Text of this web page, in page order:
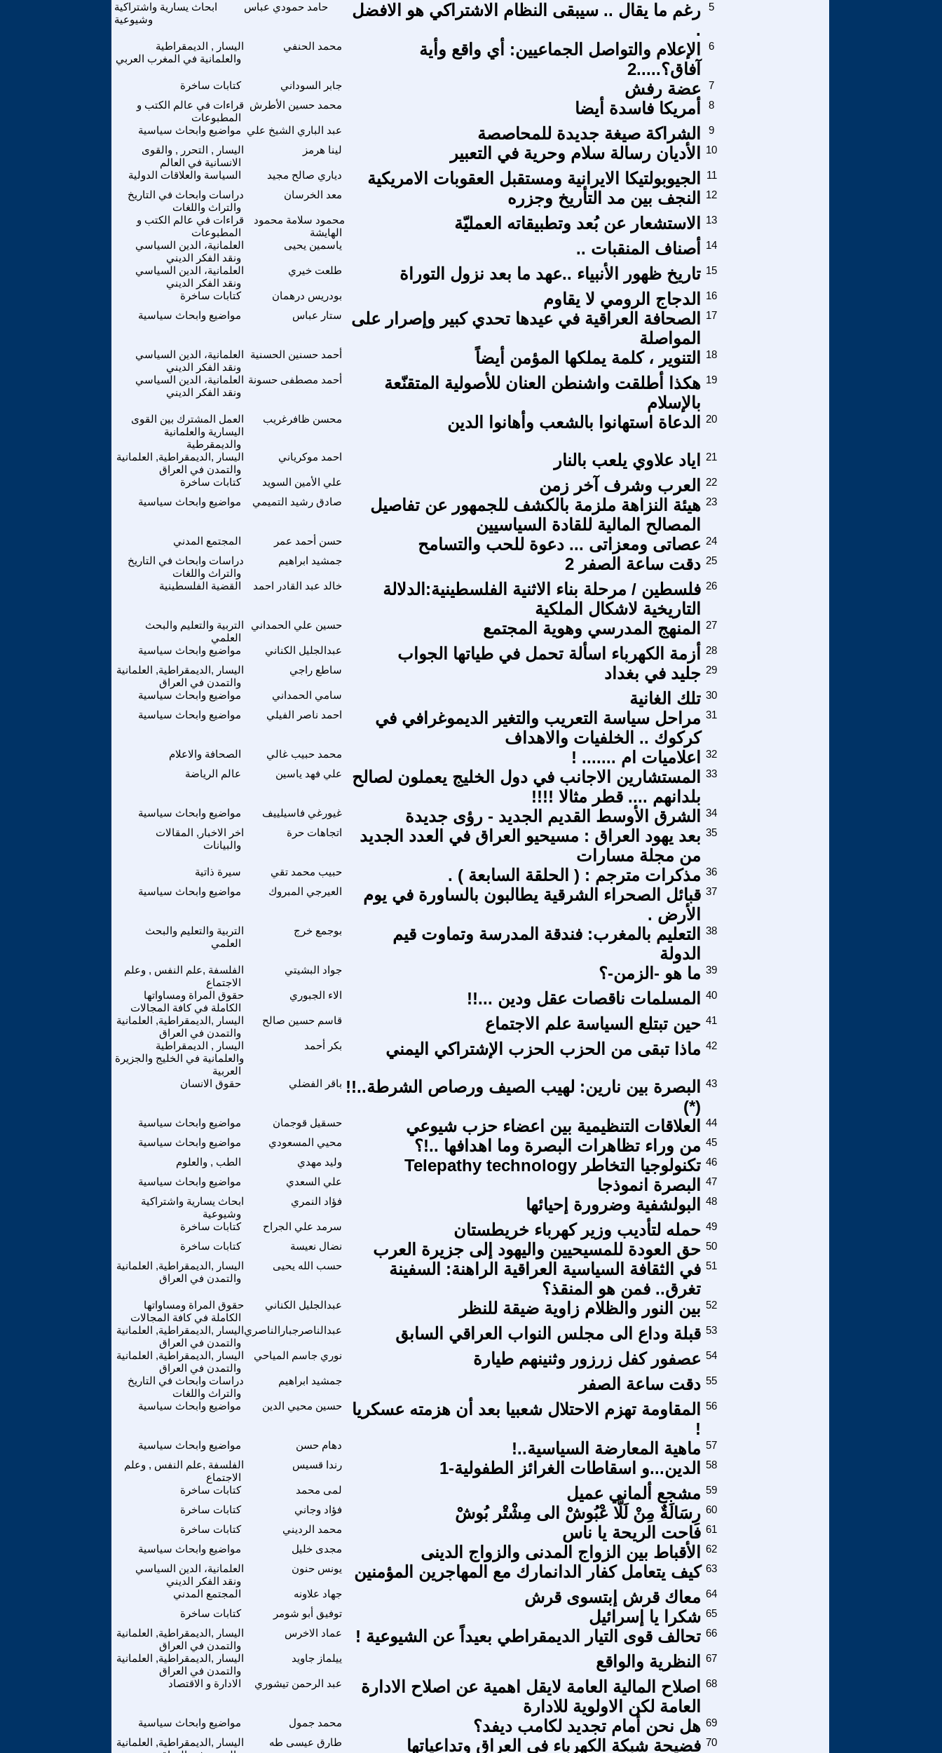
ابحاث يسارية واشتراكية
وشيوعية
حامد حمودي عباس
رغم ما يقال .. سيبقى النظام الاشتراكي هو الافضل
.
5
اليسار , الديمقراطية
والعلمانية في المغرب العربي
محمد الحنفي
الإعلام والتواصل الجماعيين: أي واقع وأية
آفاق؟.....2
6
كتابات ساخرة جابر السوداني عضة رفش
7
قراءات في عالم الكتب و
المطبوعات
محمد حسين الأطرش أمريكا فاسدة أيضا 8
مواضيع وابحاث سياسية عبد الباري الشيخ علي الشراكة صيغة جديدة للمحاصصة
9
اليسار , التحرر , والقوى
الانسانية في العالم
لينا هرمز الأديان رسالة سلام وحرية في التعبير 10
السياسة والعلاقات الدولية دياري صالح مجيد الجيوبولتيكا الايرانية ومستقبل العقوبات الامريكية
11
دراسات وابحاث في التاريخ
والتراث واللغات
معد الخرسان النجف بين مد التأريخ وجزره 12
قراءات في عالم الكتب و
المطبوعات
محمود سلامة محمود
الهايشة
الاستشعار عن بُعد وتطبيقاته العمليّة 13
العلمانية، الدين السياسي
ونقد الفكر الديني
ياسمين يحيى أصناف المنقبات .. 14
العلمانية، الدين السياسي
ونقد الفكر الديني
طلعت خيري تاريخ ظهور الأنبياء ..عهد ما بعد نزول التوراة 15
كتابات ساخرة بودريس درهمان الدجاج الرومي لا يقاوم
16
مواضيع وابحاث سياسية
ستار عباس
الصحافة العراقية في عيدها تحدي كبير وإصرار على
المواصلة
17
العلمانية، الدين السياسي
ونقد الفكر الديني
أحمد حسنين الحسنية التنوير ، كلمة يملكها المؤمن أيضاً 18
العلمانية، الدين السياسي
ونقد الفكر الديني
أحمد مصطفى حسونة
هكذا أطلقت واشنطن العنان للأصولية المتقنّعة
بالإسلام
19
العمل المشترك بين القوى
اليسارية والعلمانية
والديمقرطية
محسن ظافرغريب الدعاة استهانوا بالشعب وأهانوا الدين 20
اليسار ,الديمقراطية, العلمانية
والتمدن في العراق
احمد موكرياني اياد علاوي يلعب بالنار 21
كتابات ساخرة علي الأمين السويد العرب وشرف آخر زمن
22
مواضيع وابحاث سياسية
صادق رشيد التميمي
هيئة النزاهة ملزمة بالكشف للجمهور عن تفاصيل
المصالح المالية للقادة السياسيين
23
المجتمع المدني حسن أحمد عمر عصاتى ومعزاتى ... دعوة للحب والتسامح 24
دراسات وابحاث في التاريخ
والتراث واللغات
جمشيد ابراهيم دقت ساعة الصفر 2 25
القضية الفلسطينية خالد عبد القادر احمد
فلسطين / مرحلة بناء الاثنية الفلسطينية:الدلالة
التاريخية لاشكال الملكية
26
التربية والتعليم والبحث
العلمي
حسين علي الحمداني المنهج المدرسي وهوية المجتمع 27
مواضيع وابحاث سياسية عبدالجليل الكناني أزمة الكهرباء اسألة تحمل في طياتها الجواب
28
اليسار ,الديمقراطية, العلمانية
والتمدن في العراق
ساطع راجي جليد في بغداد 29
مواضيع وابحاث سياسية سامي الحمداني تلك الغانية 30
مواضيع وابحاث سياسية
احمد ناصر الفيلي
مراحل سياسة التعريب والتغير الديموغرافي في
كركوك .. الخلفيات والاهداف
31
الصحافة والاعلام محمد حبيب غالي اعلاميات ام ....... !
32
عالم الرياضة
علي فهد ياسين
المستشارين الاجانب في دول الخليج يعملون لصالح
بلدانهم .... قطر مثالا !!!!
33
مواضيع وابحاث سياسية غيورغي فاسيلييف الشرق الأوسط القديم الجديد - رؤى جديدة
34
اخر الاخبار, المقالات
والبيانات
اتجاهات حرة
بعد يهود العراق : مسيحيو العراق في العدد الجديد
من مجلة مسارات
35
سيرة ذاتية حبيب محمد تقي مذكرات مترجم : ( الحلقة السابعة ) . 36
مواضيع وابحاث سياسية
العيرجي المبروك
قبائل الصحراء الشرقية يطالبون بالساورة في يوم
الأرض .
37
التربية والتعليم والبحث
العلمي
بوجمع خرج
التعليم بالمغرب: فندقة المدرسة وتماوت قيم
الدولة
38
الفلسفة ,علم النفس , وعلم
الاجتماع
جواد البشيتي ما هو -الزمن-؟ 39
حقوق المراة ومساواتها
الكاملة في كافة المجالات
الاء الجبوري المسلمات ناقصات عقل ودين ...!! 40
اليسار ,الديمقراطية, العلمانية
والتمدن في العراق
قاسم حسين صالح حين تبتلع السياسة علم الاجتماع 41
اليسار , الديمقراطية
والعلمانية في الخليج والجزيرة
العربية
بكر أحمد ماذا تبقى من الحزب الحزب الإشتراكي اليمني 42
حقوق الانسان باقر الفضلي البصرة بين نارين: لهيب الصيف ورصاص الشرطة..!!
(*)
43
مواضيع وابحاث سياسية حسقيل قوجمان العلاقات التنظيمية بين اعضاء حزب شيوعي
44
مواضيع وابحاث سياسية
محيي المسعودي من وراء تظاهرات البصرة وما اهدافها ..!؟ 45
الطب , والعلوم
وليد مهدي تكنولوجيا التخاطر Telepathy technology 46
مواضيع وابحاث سياسية
علي السعدي البصرة انموذجا
47
ابحاث يسارية واشتراكية
وشيوعية
فؤاد النمري البولشفية وضرورة إحيائها 48
كتابات ساخرة سرمد علي الجراح حمله لتأديب وزير كهرباء خريطستان 49
كتابات ساخرة
نضال نعيسة حق العودة للمسيحيين واليهود إلى جزيرة العرب 50
اليسار ,الديمقراطية, العلمانية
والتمدن في العراق
حسب الله يحيى
في الثقافة السياسية العراقية الراهنة: السفينة
تغرق.. فمن هو المنقذ؟
51
حقوق المراة ومساواتها
الكاملة في كافة المجالات
عبدالجليل الكناني بين النور والظلام زاوية ضيقة للنظر 52
اليسار ,الديمقراطية, العلمانية
والتمدن في العراق
عبدالناصرجبارالناصري قبلة وداع الى مجلس النواب العراقي السابق 53
اليسار ,الديمقراطية, العلمانية
والتمدن في العراق
نوري جاسم المياحي عصفور كفل زرزور وثنينهم طيارة 54
دراسات وابحاث في التاريخ
والتراث واللغات
جمشيد ابراهيم دقت ساعة الصفر 55
مواضيع وابحاث سياسية حسين محيي الدين
المقاومة تهزم الاحتلال شعبيا بعد أن هزمته عسكريا
!
56
مواضيع وابحاث سياسية دهام حسن ماهية المعارضة السياسية..! 57
الفلسفة ,علم النفس , وعلم
الاجتماع
رندا قسيس الدين...و اسقاطات الغرائز الطفولية-1 58
كتابات ساخرة لمى محمد مشجع ألماني عميل 59
كتابات ساخرة
فؤاد وجاني رِسَالَةٌ مِنْ لَلَّا عْبُوشْ الى مِشْتْر بُوشْ 60
كتابات ساخرة
محمد الرديني فاحت الريحة يا ناس 61
مواضيع وابحاث سياسية
مجدى خليل الأقباط بين الزواج المدنى والزواج الدينى
62
العلمانية، الدين السياسي
ونقد الفكر الديني
يونس حنون كيف يتعامل كفار الدانمارك مع المهاجرين المؤمنين 63
المجتمع المدني جهاد علاونه معاك قرش إبتسوى قرش 64
كتابات ساخرة
توفيق أبو شومر شكرا يا إسرائيل 65
اليسار ,الديمقراطية, العلمانية
والتمدن في العراق
عماد الاخرس تحالف قوى التيار الديمقراطي بعيداً عن الشيوعية ! 66
اليسار ,الديمقراطية, العلمانية
والتمدن في العراق
ييلماز جاويد النظرية والواقع 67
الادارة و الاقتصاد عبد الرحمن تيشوري
اصلاح المالية العامة لايقل اهمية عن اصلاح الادارة
العامة لكن الاولوية للادارة
68
مواضيع وابحاث سياسية محمد جمول هل نحن أمام تجديد لكامب ديفد؟ 69
اليسار ,الديمقراطية, العلمانية
طارق عيسى طه فضيحة شبكة الكهرباء في العراق وتداعياتها 70